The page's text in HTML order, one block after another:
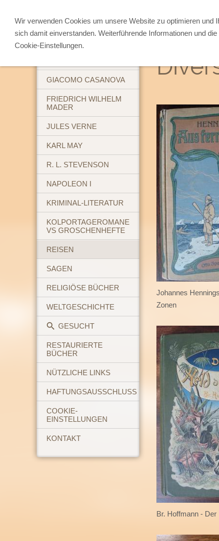
ABENTEUERBÜCHER
GIACOMO CASANOVA
FRIEDRICH WILHELM
MADER
JULES VERNE
KARL MAY
R. L. STEVENSON
NAPOLEON I
KRIMINAL-LITERATUR
KOLPORTAGEROMANE
VS GROSCHENHEFTE
REISEN
SAGEN
RELIGIÖSE BÜCHER
WELTGESCHICHTE
GESUCHT
RESTAURIERTE
BÜCHER
NÜTZLICHE LINKS
HAFTUNGSAUSSCHLUSS
COOKIE-
EINSTELLUNGEN
KONTAKT
Johannes
Zonen
Br. Hoffmann -
Wir verwenden Cookies um unsere Website zu optimieren und
sich damit einverstanden. Weiterführende Informationen und
Cookie-Einstellungen.